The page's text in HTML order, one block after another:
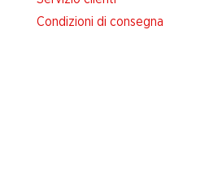
Condizioni di consegna